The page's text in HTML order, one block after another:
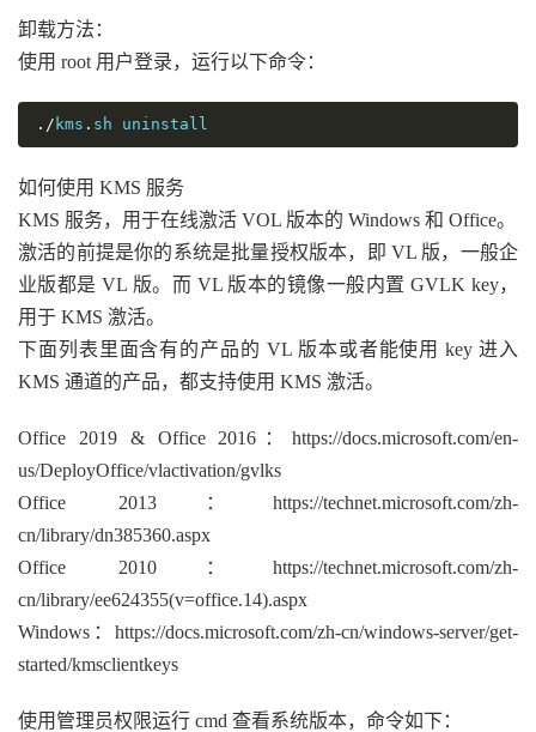
卸载方法：
使用 root 用户登录，运行以下命令：
./ kms . sh uninstall
如何使用 KMS 服务
KMS 服务，用于在线激活 VOL 版本的 Windows 和 Office。
激活的前提是你的系统是批量授权版本，即 VL 版，一般企
业版都是 VL 版。而 VL 版本的镜像一般内置 GVLK key，
用于 KMS 激活。
下面列表里面含有的产品的 VL 版本或者能使用 key 进入
KMS 通道的产品，都支持使用 KMS 激活。
Office 2019 & Office 2016：https://docs.microsoft.com/en-
us/DeployOffice/vlactivation/gvlks
Office 2013：https://technet.microsoft.com/zh-
cn/library/dn385360.aspx
Office 2010：https://technet.microsoft.com/zh-
cn/library/ee624355(v=office.14).aspx
Windows：https://docs.microsoft.com/zh-cn/windows-server/get-
started/kmsclientkeys
使用管理员权限运行 cmd 查看系统版本，命令如下：